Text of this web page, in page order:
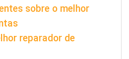
sobre o melhor
reparador de